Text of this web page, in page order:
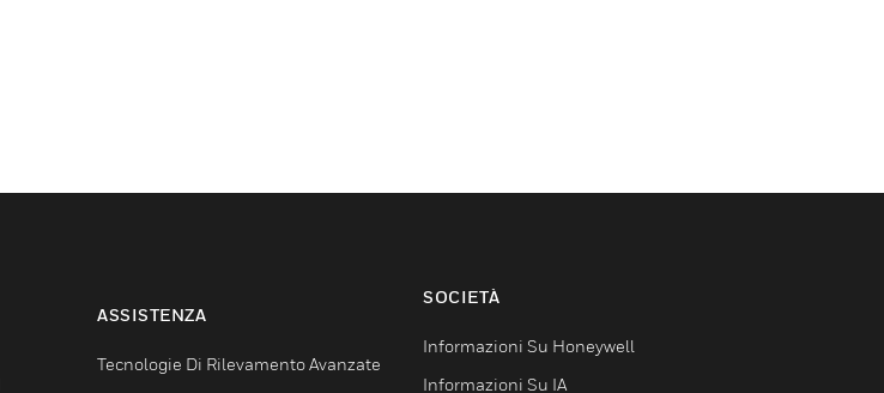
ASSISTENZA
Tecnologie Di Rilevamento Avanzate
SOCIETÀ
Informazioni Su Honeywell
Informazioni Su IA